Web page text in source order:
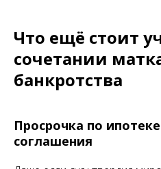
Что ещё стоит
сочетании
банкротства
Просрочка по
соглашения